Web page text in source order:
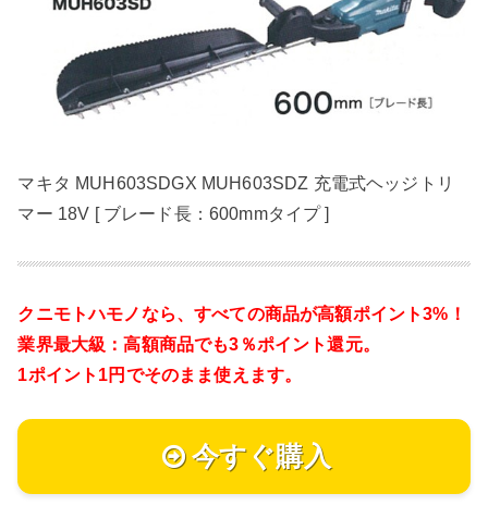
マキタ MUH603SDGX MUH603SDZ 充電式ヘッジトリ
マー 18V [ ブレード長：600mmタイプ ]
クニモトハモノなら、すべての商品が高額ポイント3%！
業界最大級：高額商品でも3％ポイント還元。
1ポイント1円でそのまま使えます。
今すぐ購入